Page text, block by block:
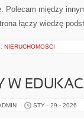
Polecam między
łączy wiedzę
NIERUCHOMOŚCI
W
STY - 29 - 2026